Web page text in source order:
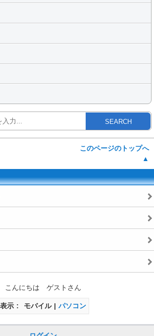
SEARCH
このページのトップへ
▲
こんにちは ゲストさん
表示 モバイル パソコン